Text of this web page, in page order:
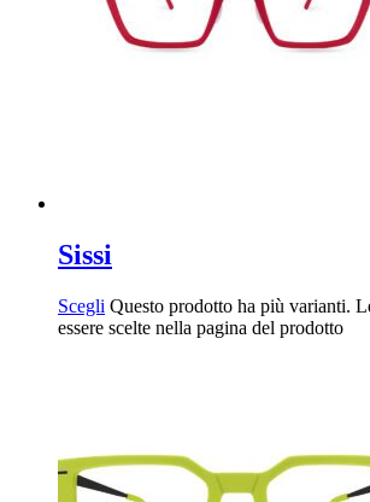
Sissi
Scegli Questo prodotto ha più varianti.
essere scelte nella pagina del prodotto